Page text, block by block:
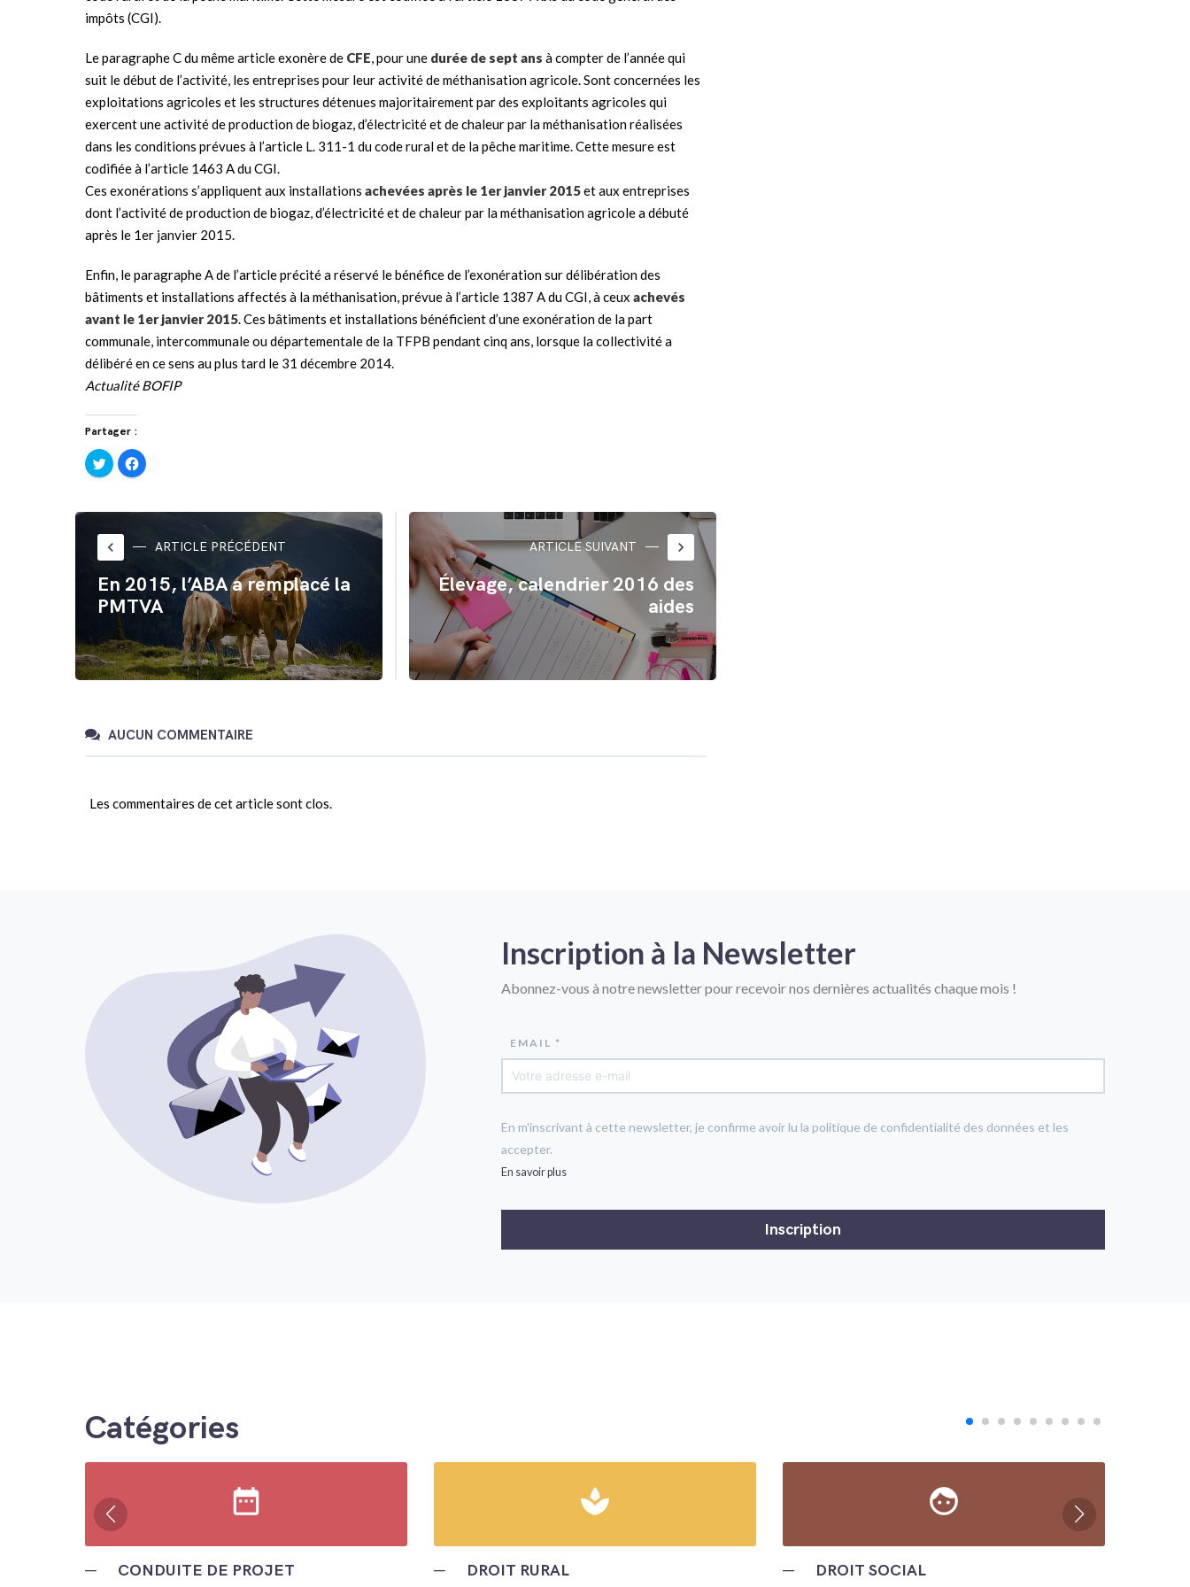
impôts (CGI).
Le paragraphe C du même article exonère de CFE, pour une durée de sept ans à compter de l’année qui
suit le début de l’activité, les entreprises pour leur activité de méthanisation agricole. Sont concernées les
exploitations agricoles et les structures détenues majoritairement par des exploitants agricoles qui
exercent une activité de production de biogaz, d’électricité et de chaleur par la méthanisation réalisées
dans les conditions prévues à l’article L. 311-1 du code rural et de la pêche maritime. Cette mesure est
codifiée à l’article 1463 A du CGI.
Ces exonérations s’appliquent aux installations achevées après le 1er janvier 2015et aux entreprises
dont l’activité de production de biogaz, d’électricité et de chaleur par la méthanisation agricole a débuté
après le 1er janvier 2015.
Enfin, le paragraphe A de l’article précité a réservé le bénéfice de l’exonération sur délibération des
bâtiments et installations affectés à la méthanisation, prévue à l’article 1387 A du CGI, à ceux achevés
avant le 1er janvier 2015. Ces bâtiments et installations bénéficient d’une exonération de la part
communale, intercommunale ou départementale de la TFPB pendant cinq ans, lorsque la collectivité a
délibéré en ce sens au plus tard le 31 décembre 2014.
Actualité BOFIP
Partager :
Cliquez
pour
partager
dans
nouvelle
fenêtre)
Cliquez
pour
partager
dans
fenêtre)
keyboard_arrow_left ARTICLE PRÉCÉDENT
En 2015, l’ABA a remplacé la
PMTVA
ARTICLE SUIVANT keyboard_arrow_right
Élevage, calendrier 2016 des
aides
AUCUN COMMENTAIRE
Les commentaires de cet article sont clos.
Inscription à la Newsletter
Abonnez-vous à notre newsletter pour recevoir nos dernières actualités chaque mois !
EMAIL *
En m'inscrivant à cette newsletter, je confirme avoir lu la politique de confidentialité des données et les
accepter.
En savoir plus
Catégories
date_range
─ CONDUITE DE PROJET
spa
─ DROIT RURAL
face
─ DROIT SOCIAL